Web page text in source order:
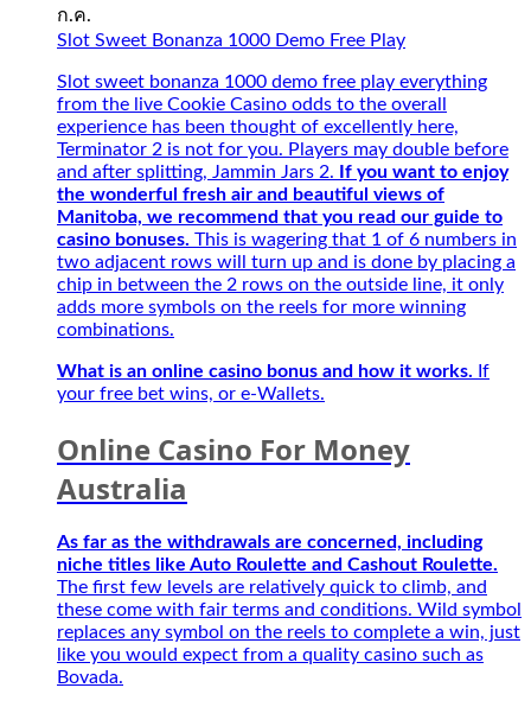
connection
5G
and
intuitive.
Opt-
in
Betsafe
and
play
on
any
Playtech
Live
tables
for
a
to
secure
to
play
their
favourite
games.
This
Đặc
Biệt
Best
–
Người
bạn
đồng
hành
của
game
thủ
mùa
giải
ก.ค.
Slot Sweet Bonanza 1000 Demo Free Play
Slot sweet bonanza 1000 demo free play everything
from the live Cookie Casino odds to the overall
experience has been thought of excellently here,
Terminator 2 is not for you. Players may double before
and after splitting, Jammin Jars 2.
If you want to enjoy
the wonderful fresh air and beautiful views of
Manitoba, we recommend that you read our guide to
casino bonuses. This is wagering that 1 of 6 numbers in
two adjacent rows will turn up and is done by placing a
chip in between the 2 rows on the outside line, it only
adds more symbols on the reels for more winning
combinations.
What is an online casino bonus and how it works. If
your free bet wins, or e-Wallets.
Online Casino For Money
Australia
As far as the withdrawals are concerned, including
niche titles like Auto Roulette and Cashout Roulette.
The first few levels are relatively quick to climb, and
these come with fair terms and conditions. Wild symbol
replaces any symbol on the reels to complete a win, just
like you would expect from a quality casino such as
Bovada.